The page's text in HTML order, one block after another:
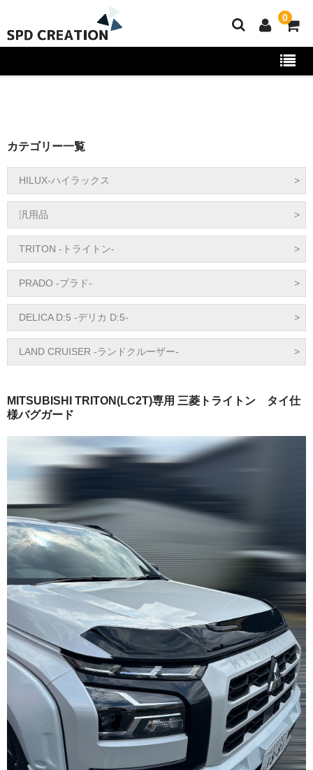
0
特定商取引
ショップ利用案内
カテゴリ
お問い合わせ
コラム
カテゴリー一覧
HILUX-ハイラックス
汎用品
TRITON -トライトン-
PRADO -プラド-
DELICA D:5 -デリカ D:5-
LAND CRUISER -ランドクルーザー-
MITSUBISHI TRITON(LC2T)専用 三菱トライトン タイ仕
様バグガード